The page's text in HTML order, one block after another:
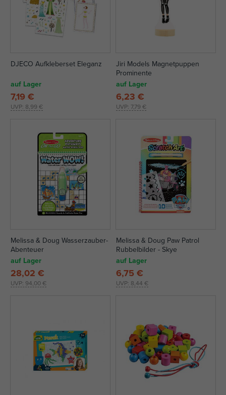
DJECO Aufkleberset Eleganz
auf Lager
UVP: 8,99 €
7,19 €
Jiri Models Magnetpuppen
Prominente
auf Lager
UVP: 7,79 €
6,23 €
Melissa & Doug Wasserzauber-
Abenteuer
auf Lager
UVP: 94,00 €
28,02 €
Melissa & Doug Paw Patrol
Rubbelbilder - Skye
auf Lager
UVP: 8,44 €
6,75 €